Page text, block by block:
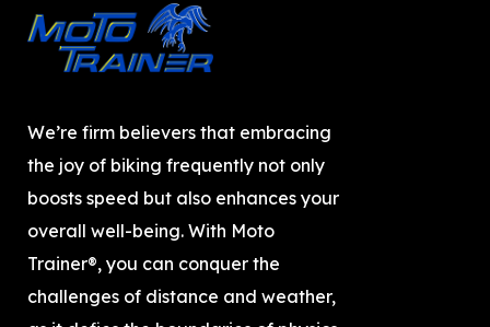
We’re firm believers that embracing
the joy of biking frequently not only
boosts speed but also enhances your
overall well-being. With Moto
Trainer®, you can conquer the
challenges of distance and weather,